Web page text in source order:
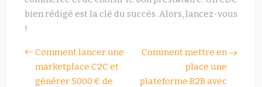
bien rédigé est la clé du succès. Alors, lancez-vous
!
Comment lancer une
marketplace C2C et
générer 5000 € de
Comment mettre en
place une
plateforme B2B avec